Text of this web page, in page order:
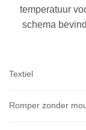
temperatuur
schema
Textiel
Romper zonder